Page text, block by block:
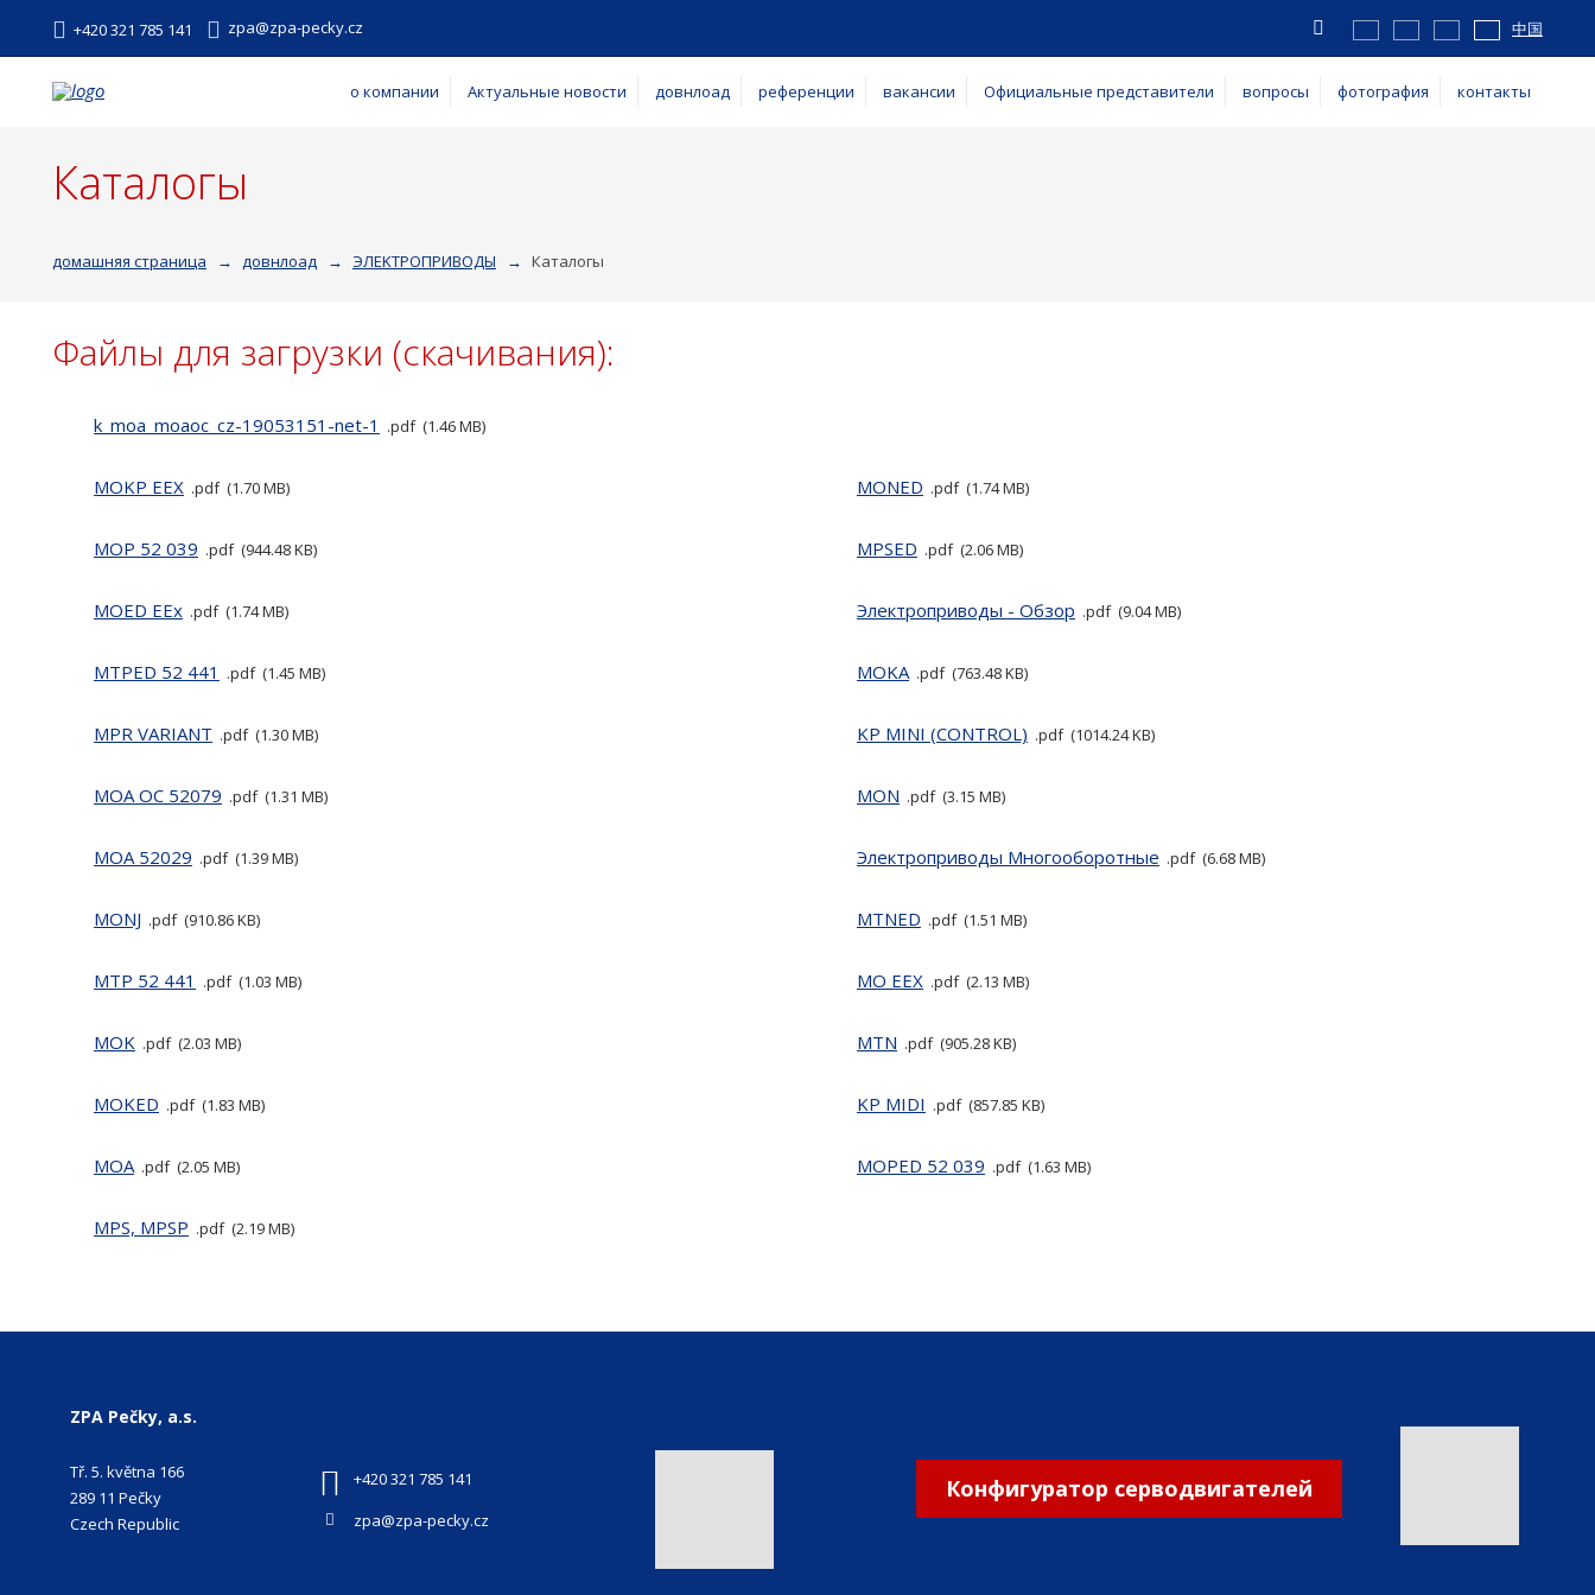
+420 321 785 141 zpa@zpa-pecky.cz Vyhledávání 中国
о компании Актуальные новости довнлоад референции вакансии Официальные представители вопросы фотография контакты
Каталогы
домашняя страница довнлоад ЭЛEKTPOПPИBOДЫ Каталогы
Файлы для загрузки (скачивания):
k_moa_moaoc_cz-19053151-net-1 pdf 1.46 MB
MOKP EEX pdf 1.70 MB MONED pdf 1.74 MB
MOP 52 039 pdf 944.48 KB MPSED pdf 2.06 MB
MOED EEx pdf 1.74 MB Электроприводы - Обзор pdf 9.04 MB
MTPED 52 441 pdf 1.45 MB MOKA pdf 763.48 KB
MPR VARIANT pdf 1.30 MB KP MINI (CONTROL) pdf 1014.24 KB
MOA OC 52079 pdf 1.31 MB MON pdf 3.15 MB
MOA 52029 pdf 1.39 MB Электроприводы Mногооборотные pdf 6.68 MB
MONJ pdf 910.86 KB MTNED pdf 1.51 MB
MTP 52 441 pdf 1.03 MB MO EEX pdf 2.13 MB
MOK pdf 2.03 MB MTN pdf 905.28 KB
MOKED pdf 1.83 MB KP MIDI pdf 857.85 KB
MOA pdf 2.05 MB MOPED 52 039 pdf 1.63 MB
MPS, MPSP pdf 2.19 MB
ZPA Pečky, a.s.
Tř. 5. května 166
289 11 Pečky
Czech Republic
+420 321 785 141
zpa@zpa-pecky.cz
Конфигуратор серводвигателей